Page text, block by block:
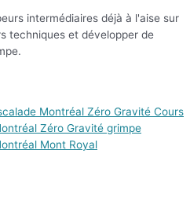
intermédiaires déjà à l'aise sur
techniques et développer de